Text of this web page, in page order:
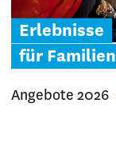
Erlebnisse
für Familien
Angebote 2026